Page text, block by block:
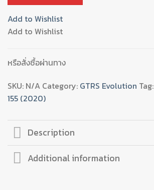
พื้น(มี
เนียม+POM)
GTR
MAX155
2020
quantity
Add to Wishlist
Add to Wishlist
หรือสั่งซื้อผ่านทาง
SKU: N/A Category: GTRS Evolution Tag:
155 (2020)
Description
Additional information